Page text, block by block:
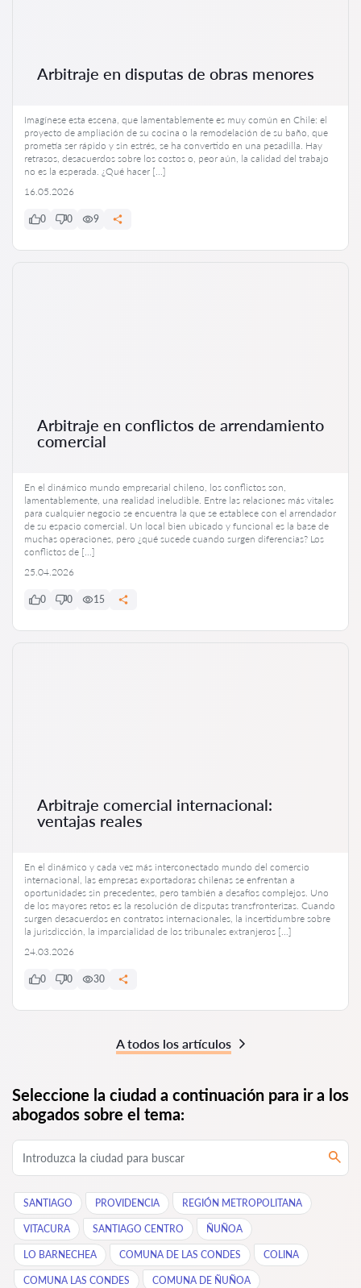
Arbitraje en disputas de obras menores
Imagínese esta escena, que lamentablemente es muy común en Chile: el
proyecto de ampliación de su cocina o la remodelación de su baño, que
prometía ser rápido y sin estrés, se ha convertido en una pesadilla. Hay
retrasos, desacuerdos sobre los costos o, peor aún, la calidad del trabajo
no es la esperada. ¿Qué hacer […]
16.05.2026
0 0 9
Arbitraje en conflictos de arrendamiento
comercial
En el dinámico mundo empresarial chileno, los conflictos son,
lamentablemente, una realidad ineludible. Entre las relaciones más vitales
para cualquier negocio se encuentra la que se establece con el arrendador
de su espacio comercial. Un local bien ubicado y funcional es la base de
muchas operaciones, pero ¿qué sucede cuando surgen diferencias? Los
conflictos de […]
25.04.2026
0 0 15
Arbitraje comercial internacional:
ventajas reales
En el dinámico y cada vez más interconectado mundo del comercio
internacional, las empresas exportadoras chilenas se enfrentan a
oportunidades sin precedentes, pero también a desafíos complejos. Uno
de los mayores retos es la resolución de disputas transfronterizas. Cuando
surgen desacuerdos en contratos internacionales, la incertidumbre sobre
la jurisdicción, la imparcialidad de los tribunales extranjeros […]
24.03.2026
0 0 30
A todos los artículos
Seleccione la ciudad a continuación para ir a los
abogados sobre el tema:
SANTIAGO PROVIDENCIA REGIÓN METROPOLITANA
VITACURA SANTIAGO CENTRO ÑUÑOA
LO BARNECHEA COMUNA DE LAS CONDES COLINA
COMUNA LAS CONDES COMUNA DE ÑUÑOA